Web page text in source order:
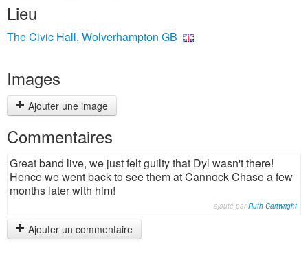
Lieu
The Civic Hall, Wolverhampton GB
Images
Ajouter une image
Commentaires
Great band live, we just felt guilty that Dyl wasn't there!
Hence we went back to see them at Cannock Chase a few
months later with him!
ajouté parRuth Cartwright
Ajouter un commentaire